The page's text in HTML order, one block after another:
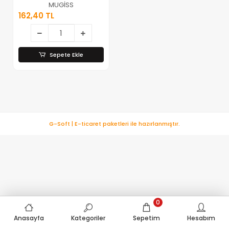
& Küçük-büyük
Rende & Hazne
& Hazne Kapak
)*12=k
MUGİSS
162,40 TL
Sepete Ekle
Anasayfa Kategoriler Sepetim
0
Hesabım
G-Soft | E-ticaret paketleri ile hazırlanmıştır.